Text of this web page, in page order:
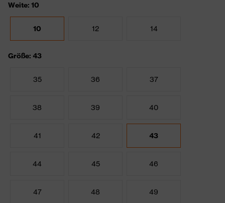
Weite: 10
10 12 14
Größe: 43
35 36 37
38 39 40
41 42 43
44 45 46
47 48 49